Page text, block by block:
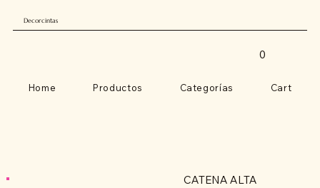
Decorcintas
Home Productos Categorías Cart
0
CATENA ALTA